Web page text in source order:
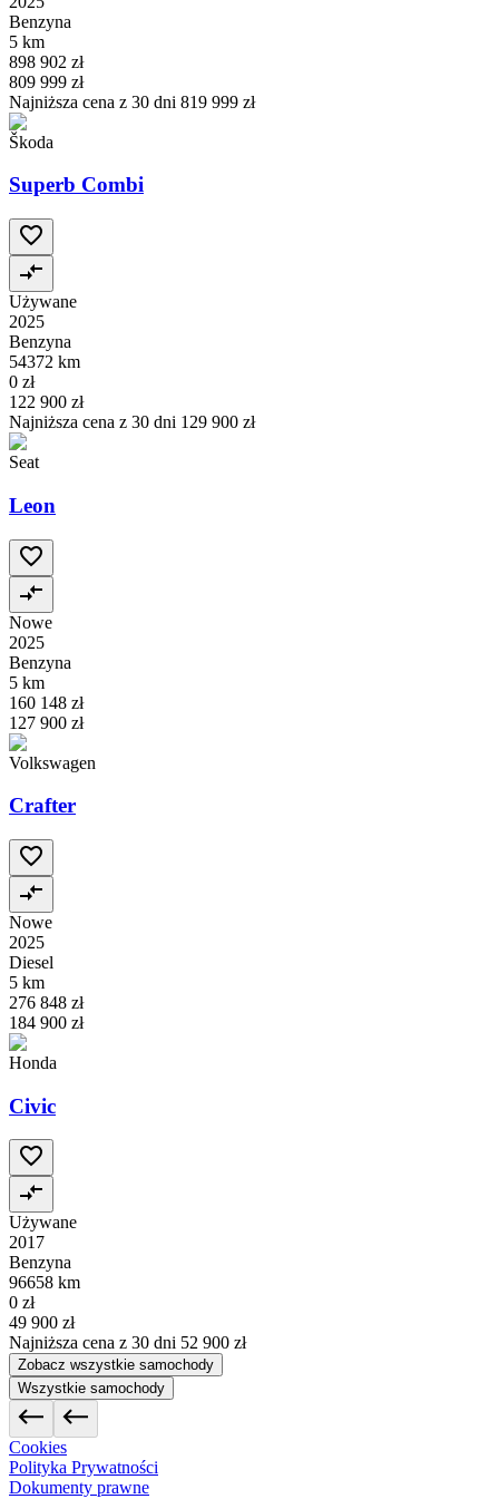
Benzyna
5 km
898 902 zł
809 999 zł
Najniższa cena z 30 dni 819 999 zł
Škoda
Superb Combi
Używane
2025
Benzyna
54372 km
0 zł
122 900 zł
Najniższa cena z 30 dni 129 900 zł
Seat
Leon
Nowe
2025
Benzyna
5 km
160 148 zł
127 900 zł
Volkswagen
Crafter
Nowe
2025
Diesel
5 km
276 848 zł
184 900 zł
Honda
Civic
Używane
2017
Benzyna
96658 km
0 zł
49 900 zł
Najniższa cena z 30 dni 52 900 zł
Zobacz wszystkie samochody
Wszystkie samochody
Cookies
Polityka Prywatności
Dokumenty prawne